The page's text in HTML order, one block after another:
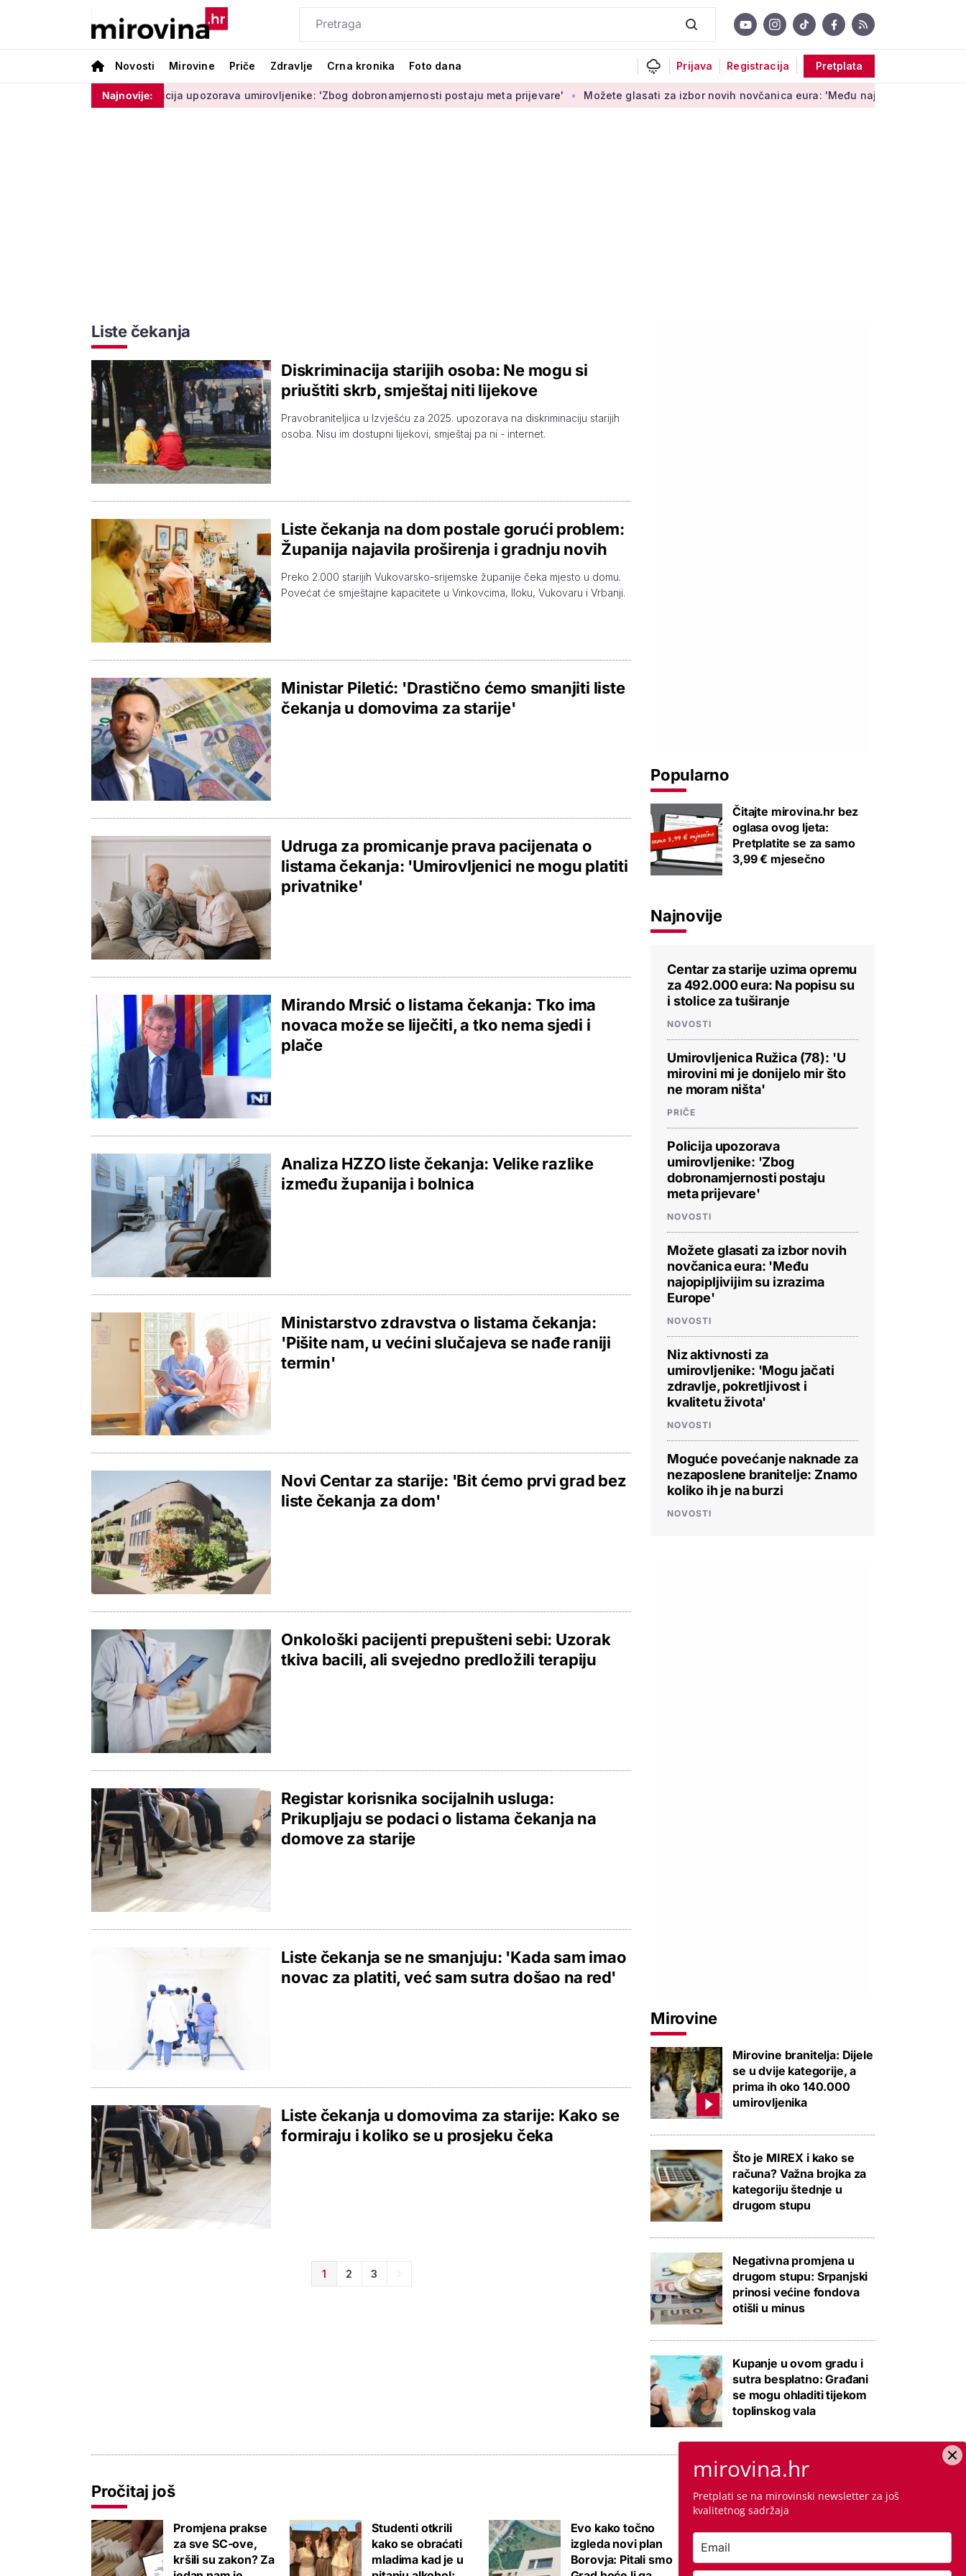
Novosti Mirovine Priče Zdravlje Crna kronika Foto dana Prijava Registracija Pretplata
Najnovije:
Policija upozorava umirovljenike: 'Zbog dobronamjernosti postaju meta prijevare' Možete glasati za izbor novih novčanica eura: 'Među najopipljivijim su izrazima
Liste čekanja
Diskriminacija starijih osoba: Ne mogu si
priuštiti skrb, smještaj niti lijekove
Pravobraniteljica u Izvješću za 2025. upozorava na diskriminaciju starijih
osoba. Nisu im dostupni lijekovi, smještaj pa ni - internet.
Liste čekanja na dom postale gorući problem:
Županija najavila proširenja i gradnju novih
Preko 2.000 starijih Vukovarsko-srijemske županije čeka mjesto u domu.
Povećat će smještajne kapacitete u Vinkovcima, Iloku, Vukovaru i Vrbanji.
Ministar Piletić: 'Drastično ćemo smanjiti liste
čekanja u domovima za starije'
Udruga za promicanje prava pacijenata o
listama čekanja: 'Umirovljenici ne mogu platiti
privatnike'
Mirando Mrsić o listama čekanja: Tko ima
novaca može se liječiti, a tko nema sjedi i
plače
Analiza HZZO liste čekanja: Velike razlike
između županija i bolnica
Ministarstvo zdravstva o listama čekanja:
'Pišite nam, u većini slučajeva se nađe raniji
termin'
Novi Centar za starije: 'Bit ćemo prvi grad bez
liste čekanja za dom'
Onkološki pacijenti prepušteni sebi: Uzorak
tkiva bacili, ali svejedno predložili terapiju
Registar korisnika socijalnih usluga:
Prikupljaju se podaci o listama čekanja na
domove za starije
Liste čekanja se ne smanjuju: 'Kada sam imao
novac za platiti, već sam sutra došao na red'
Liste čekanja u domovima za starije: Kako se
formiraju i koliko se u prosjeku čeka
1 2 3
Popularno
Čitajte mirovina.hr bez
oglasa ovog ljeta:
Pretplatite se za samo
3,99 € mjesečno
Najnovije
Centar za starije uzima opremu
za 492.000 eura: Na popisu su
i stolice za tuširanje
NOVOSTI
Umirovljenica Ružica (78): 'U
mirovini mi je donijelo mir što
ne moram ništa'
PRIČE
Policija upozorava
umirovljenike: 'Zbog
dobronamjernosti postaju
meta prijevare'
NOVOSTI
Možete glasati za izbor novih
novčanica eura: 'Među
najopipljivijim su izrazima
Europe'
NOVOSTI
Niz aktivnosti za
umirovljenike: 'Mogu jačati
zdravlje, pokretljivost i
kvalitetu života'
NOVOSTI
Moguće povećanje naknade za
nezaposlene branitelje: Znamo
koliko ih je na burzi
NOVOSTI
Mirovine
Mirovine branitelja: Dijele
se u dvije kategorije, a
prima ih oko 140.000
umirovljenika
Što je MIREX i kako se
računa? Važna brojka za
kategoriju štednje u
drugom stupu
Negativna promjena u
drugom stupu: Srpanjski
prinosi većine fondova
otišli u minus
Kupanje u ovom gradu i
sutra besplatno: Građani
se mogu ohladiti tijekom
toplinskog vala
Pročitaj još
Promjena prakse
za sve SC-ove,
kršili su zakon? Za
Studenti otkrili
kako se obraćati
mladima kad je u
Evo kako točno
izgleda novi plan
Borovja: Pitali smo
znamo i jeste li
mirovina.hr
Pretplati se na mirovinski newsletter za još
kvalitetnog sadržaja